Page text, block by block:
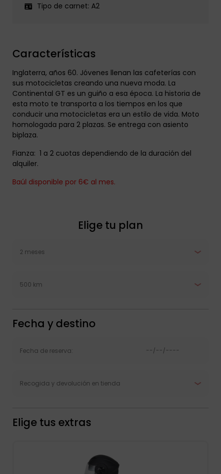
Tipo de carnet: A2
Características
Inglaterra, años 60. Jóvenes llenan las cafeterías con
sus motocicletas creando una nueva moda. La
Continental GT es un guiño a esa época. La historia de
esta moto te transporta a los tiempos en los que
conducir una motocicletas era un estilo de vida. Moto
homologada para 2 plazas. Se entrega con asiento
biplaza.
Fianza: 1 a 2 cuotas dependiendo de la duración del
alquiler.
Baúl disponible por 6€ al mes.
Elige tu plan
Fecha y destino
Elige tus extras